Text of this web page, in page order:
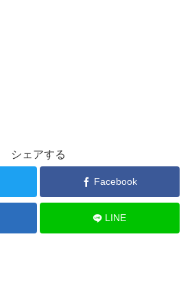
シェアする
Facebook
LINE